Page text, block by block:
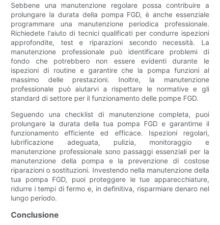
Sebbene una manutenzione regolare possa contribuire a
prolungare la durata della pompa FGD, è anche essenziale
programmare una manutenzione periodica professionale.
Richiedete l'aiuto di tecnici qualificati per condurre ispezioni
approfondite, test e riparazioni secondo necessità. La
manutenzione professionale può identificare problemi di
fondo che potrebbero non essere evidenti durante le
ispezioni di routine e garantire che la pompa funzioni al
massimo delle prestazioni. Inoltre, la manutenzione
professionale può aiutarvi a rispettare le normative e gli
standard di settore per il funzionamento delle pompe FGD.
Seguendo una checklist di manutenzione completa, puoi
prolungare la durata della tua pompa FGD e garantirne il
funzionamento efficiente ed efficace. Ispezioni regolari,
lubrificazione adeguata, pulizia, monitoraggio e
manutenzione professionale sono passaggi essenziali per la
manutenzione della pompa e la prevenzione di costose
riparazioni o sostituzioni. Investendo nella manutenzione della
tua pompa FGD, puoi proteggere le tue apparecchiature,
ridurre i tempi di fermo e, in definitiva, risparmiare denaro nel
lungo periodo.
Conclusione